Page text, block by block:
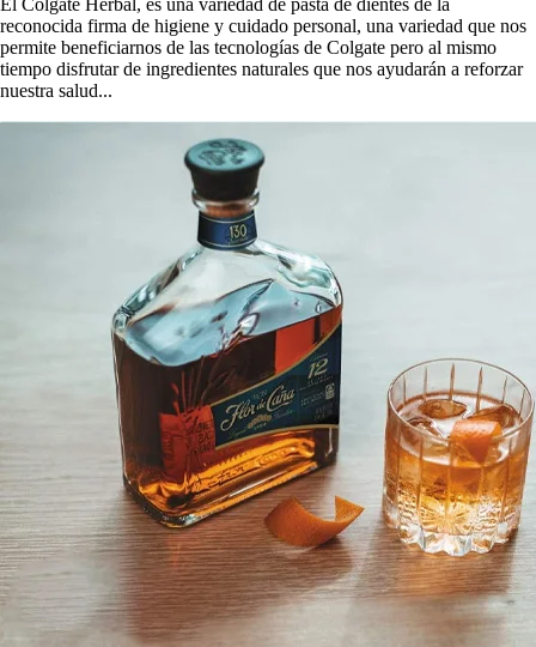
El Colgate Herbal, es una variedad de pasta de dientes de la
reconocida firma de higiene y cuidado personal, una variedad que nos
permite beneficiarnos de las tecnologías de Colgate pero al mismo
tiempo disfrutar de ingredientes naturales que nos ayudarán a reforzar
nuestra salud...